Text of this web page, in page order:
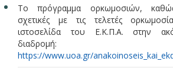
Το πρόγραμμα ορκωμοσιών,
σχετικές με τις τελετές
ιστοσελίδα του Ε.Κ.Π.Α. στην
διαδρομή:
https://www.uoa.gr/